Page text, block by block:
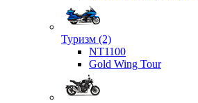
Туризм (2)
NT1100
Gold Wing Tour